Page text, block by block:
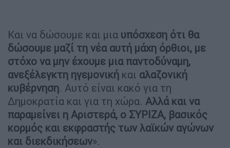
Και να δώσουμε και μια υπόσχεση ότι θα
δώσουμε μαζί τη νέα αυτή μάχη όρθιοι, με
στόχο να μην έχουμε μια παντοδύναμη,
ανεξέλεγκτη ηγεμονική και αλαζονική
κυβέρνηση. Αυτό είναι κακό για τη
Δημοκρατία και για τη χώρα. Αλλά και να
παραμείνει η Αριστερά, ο ΣΥΡΙΖΑ, βασικός
κορμός και εκφραστής των λαϊκών αγώνων
και διεκδικήσεων».